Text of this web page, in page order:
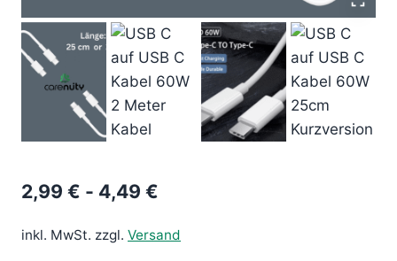
2,99 € - 4,49 €
inkl. MwSt. zzgl. Versand